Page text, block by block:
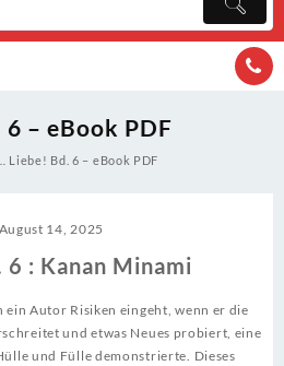
– eBook PDF
Liebe! Bd. 6 – eBook PDF
August 14, 2025
: Kanan Minami
ein Autor Risiken eingeht, wenn er die
und etwas Neues probiert, eine
und Fülle demonstrierte. Dieses